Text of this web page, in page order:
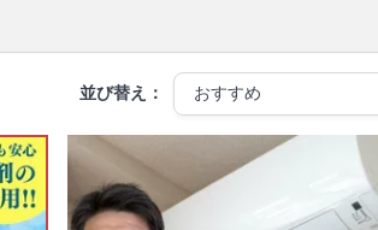
並び替え：